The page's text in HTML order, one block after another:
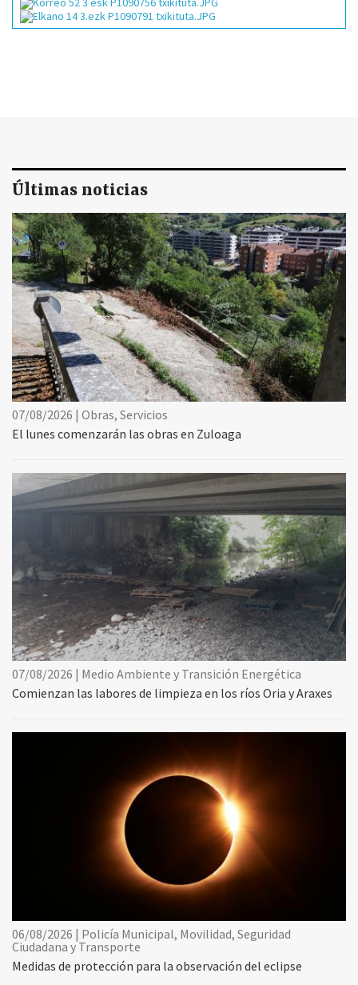
Últimas noticias
07/08/2026 | Obras, Servicios
El lunes comenzarán las obras en Zuloaga
07/08/2026 | Medio Ambiente y Transición Energética
Comienzan las labores de limpieza en los ríos Oria y Araxes
06/08/2026 | Policía Municipal, Movilidad, Seguridad
Ciudadana y Transporte
Medidas de protección para la observación del eclipse